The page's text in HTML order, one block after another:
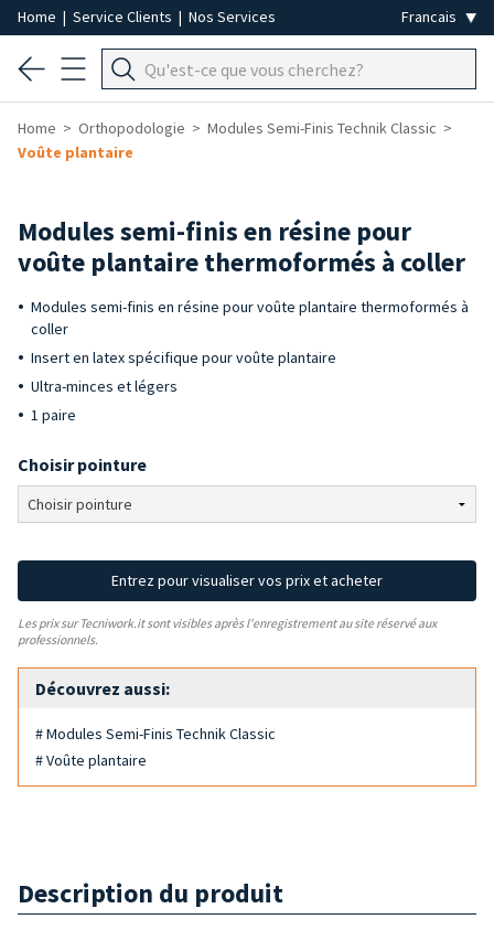
Home | Service Clients | Nos Services
Home Orthopodologie
Modules Semi-Finis Technik Classic
Voûte plantaire
Modules semi-finis en résine pour
voûte plantaire thermoformés à coller
Modules semi-finis en résine pour voûte plantaire thermoformés à
coller
Insert en latex spécifique pour voûte plantaire
Ultra-minces et légers
1 paire
Choisir pointure
Entrez pour visualiser vos prix et acheter
Les prix sur Tecniwork.it sont visibles après l'enregistrement au site réservé aux
professionnels.
Découvrez aussi:
# Modules Semi-Finis Technik Classic
# Voûte plantaire
Description du produit